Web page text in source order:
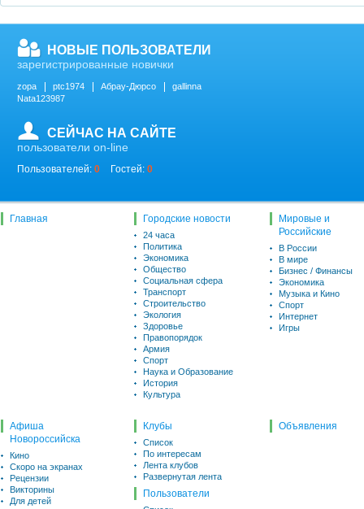
НОВЫЕ ПОЛЬЗОВАТЕЛИ
зарегистрированные новички
zopa ptc1974 Абрау-Дюрсо
gallinna
Nata123987
СЕЙЧАС НА САЙТЕ
пользователи on-line
Пользователей: 0 Гостей: 0
Главная Городские новости
24 часа
Политика
Экономика
Общество
Социальная сфера
Транспорт
Строительство
Экология
Здоровье
Правопорядок
Армия
Спорт
Наука и Образование
История
Культура
Мировые и
Российские
В России
В мире
Бизнес / Финансы
Экономика
Музыка и Кино
Спорт
Интернет
Игры
Афиша
Новороссийска
Кино
Скоро на экранах
Рецензии
Викторины
Для детей
Клубы
Список
По интересам
Лента клубов
Развернутая лента
Пользователи
Объявления